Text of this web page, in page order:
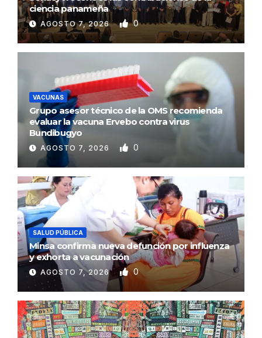
ciencia panameña
AGOSTO 7, 2026 0
VACUNAS
Grupo asesor técnico de la OMS recomienda
evaluar la vacuna Ervebo contra virus
Bundibugyo
AGOSTO 7, 2026 0
SALUD PÚBLICA
Minsa confirma nueva defunción por influenza
y exhorta a vacunación
AGOSTO 7, 2026 0